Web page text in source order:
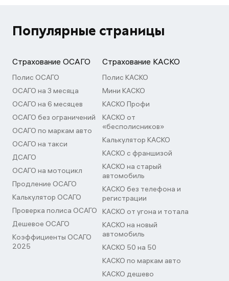
Популярные страницы
Страхование ОСАГО
Полис ОСАГО
ОСАГО на 3 месяца
ОСАГО на 6 месяцев
ОСАГО без ограничений
ОСАГО по маркам авто
ОСАГО на такси
ДСАГО
ОСАГО на мотоцикл
Продление ОСАГО
Калькулятор ОСАГО
Проверка полиса ОСАГО
Дешевое ОСАГО
Коэффициенты ОСАГО
2025
Страхование КАСКО
Полис КАСКО
Мини КАСКО
КАСКО Профи
КАСКО от
«бесполисников»
Калькулятор КАСКО
КАСКО с франшизой
КАСКО на старый
автомобиль
КАСКО без телефона и
регистрации
КАСКО от угона и тотала
КАСКО на новый
автомобиль
КАСКО 50 на 50
КАСКО по маркам авто
КАСКО дешево